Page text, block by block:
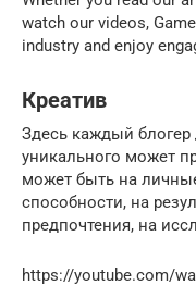
watch our videos,
industry and enjoy
Креатив
Здесь каждый блогер
уникального может
может быть на
способности, на
предпочтения, на
https://youtube.com/